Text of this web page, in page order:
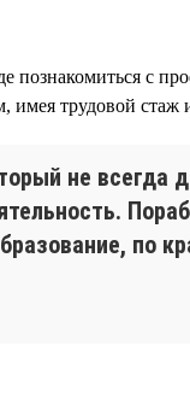
с
трудовой стаж
не всегда
по